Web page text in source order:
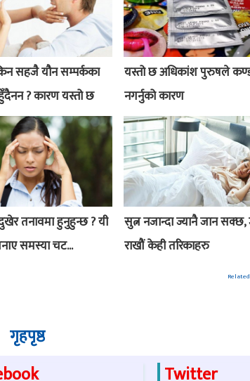
सहजै यौन सम्पर्कका
? कारण यस्तो छ
यस्तो छ अधिकांश पुरुषले
नगर्नुको कारण
तनावमा हुनुहुन्छ ? यी
समस्या चट...
सुत्न नजान्दा ज्यानै जान सक्छ,
राखौं केही तरिकाहरु
गृहपृष्ठ
Twitter